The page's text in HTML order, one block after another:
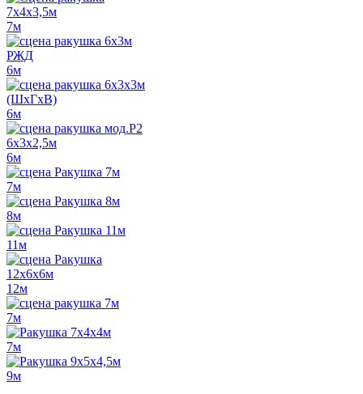
7м
6м
6м
6м
7м
8м
11м
12м
7м
7м
9м